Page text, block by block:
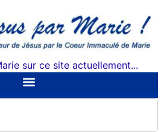
sur ce site actuellement...